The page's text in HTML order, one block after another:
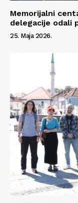
Memorijalni
delegacije odali
25. Maja 2026.